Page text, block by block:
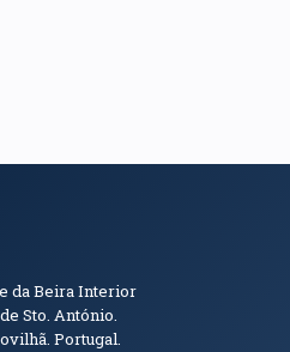
Contacto
da Beira Interior
Sto. António.
Portugal.